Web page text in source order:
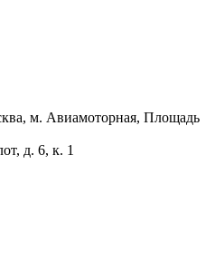
м. Авиамоторная, Площадь
д. 6, к. 1